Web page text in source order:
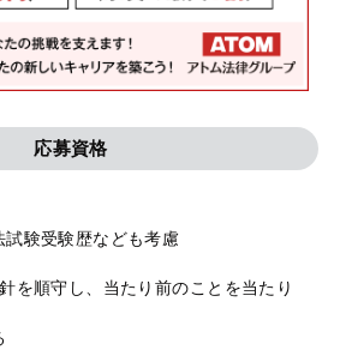
応募資格
験受験歴なども考慮
を順守し、当たり前のことを当たり